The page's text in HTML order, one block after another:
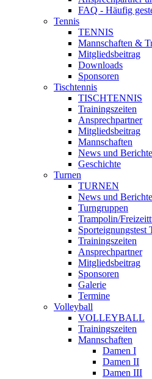
FAQ - Häufig
Tennis
TENNIS
Mannschaften &
Mitgliedsbeitrag
Downloads
Sponsoren
Tischtennis
TISCHTENNIS
Trainingszeiten
Ansprechpartner
Mitgliedsbeitrag
Mannschaften
News und Berichte
Geschichte
Turnen
TURNEN
News und Berichte
Turngruppen
Trampolin/
Sporteignungstest
Trainingszeiten
Ansprechpartner
Mitgliedsbeitrag
Sponsoren
Galerie
Termine
Volleyball
VOLLEYBALL
Trainingszeiten
Mannschaften
Damen I
Damen II
Damen III